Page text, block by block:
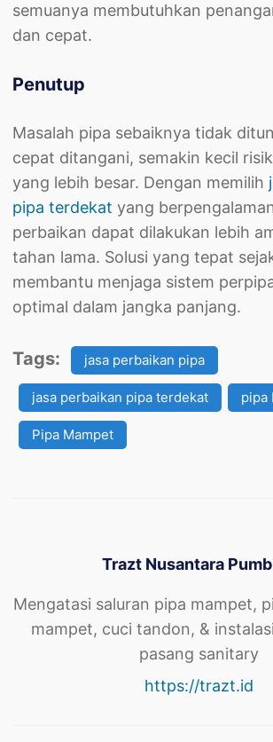
semuanya membutuhkan
dan cepat.
Penutup
Masalah pipa sebaiknya tidak
cepat ditangani, semakin kecil
yang lebih besar. Dengan memilih
pipa terdekat yang
perbaikan dapat dilakukan lebih
tahan lama. Solusi yang tepat
membantu menjaga sistem
optimal dalam jangka panjang.
Tags: jasa perbaikan pipa
jasa perbaikan pipa terdekat pipa
Pipa Mampet
Trazt Nusantara
Mengatasi saluran pipa mampet,
mampet, cuci tandon, &
pasang sanitary
https://trazt.id